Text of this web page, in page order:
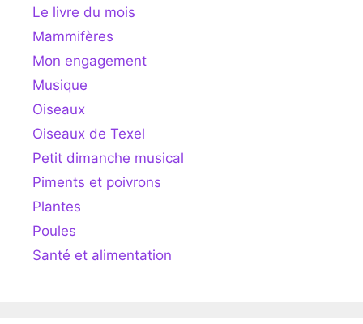
Le livre du mois
Mammifères
Mon engagement
Musique
Oiseaux
Oiseaux de Texel
Petit dimanche musical
Piments et poivrons
Plantes
Poules
Santé et alimentation